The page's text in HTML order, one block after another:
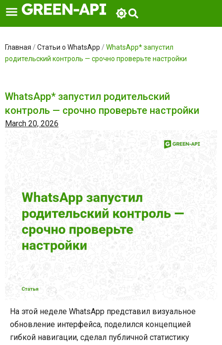
to
content
Главная / Статьи о WhatsApp / WhatsApp* запустил
родительский контроль — срочно проверьте настройки
WhatsApp* запустил родительский
контроль — срочно проверьте настройки
March 20, 2026
На этой неделе WhatsApp представил визуальное
обновление интерфейса, поделился концепцией
гибкой навигации, сделал публичной статистику